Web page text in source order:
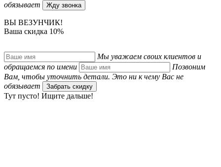
обязывает
Жду звонка
ВЫ ВЕЗУНЧИК!
Ваша скидка 10%
Мы уважаем своих клиентов и
обращаемся по имени
Позвоним
Вам, чтобы уточнить детали. Это ни к чему Вас не
обязывает
Забрать скидку
Тут пусто! Ищите дальше!